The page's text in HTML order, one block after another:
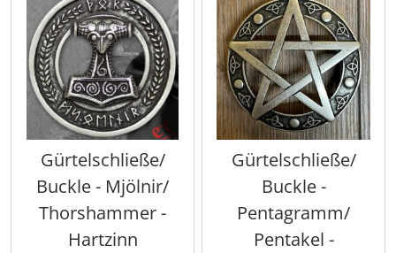
Gürtelschließe/
Buckle - Mjölnir/
Thorshammer -
Hartzinn
Gürtelschließe/
Buckle -
Pentagramm/
Pentakel -